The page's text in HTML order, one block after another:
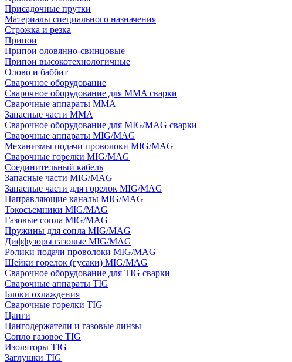
Присадочные прутки
Материалы специального назначения
Строжка и резка
Припои
Припои оловянно-свинцовые
Припои высокотехнологичные
Олово и баббит
Сварочное оборудование
Сварочное оборудование для MMA сварки
Сварочные аппараты MMA
Запасные части MMA
Сварочное оборудование для MIG/MAG сварки
Сварочные аппараты MIG/MAG
Механизмы подачи проволоки MIG/MAG
Сварочные горелки MIG/MAG
Соединительный кабель
Запасные части MIG/MAG
Запасные части для горелок MIG/MAG
Направляющие каналы MIG/MAG
Токосъемники MIG/MAG
Газовые сопла MIG/MAG
Пружины для сопла MIG/MAG
Диффузоры газовые MIG/MAG
Ролики подачи проволоки MIG/MAG
Шейки горелок (гусаки) MIG/MAG
Сварочное оборудование для TIG сварки
Сварочные аппараты TIG
Блоки охлаждения
Сварочные горелки TIG
Цанги
Цангодержатели и газовые линзы
Сопло газовое TIG
Изоляторы TIG
Заглушки TIG